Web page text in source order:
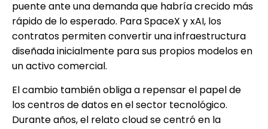
puente ante una demanda que habría crecido más
rápido de lo esperado. Para SpaceX y xAI, los
contratos permiten convertir una infraestructura
diseñada inicialmente para sus propios modelos en
un activo comercial.
El cambio también obliga a repensar el papel de
los centros de datos en el sector tecnológico.
Durante años, el relato cloud se centró en la